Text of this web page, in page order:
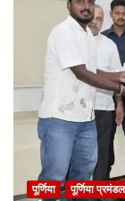
पूर्णिया पूर्णिया प्रमंडल